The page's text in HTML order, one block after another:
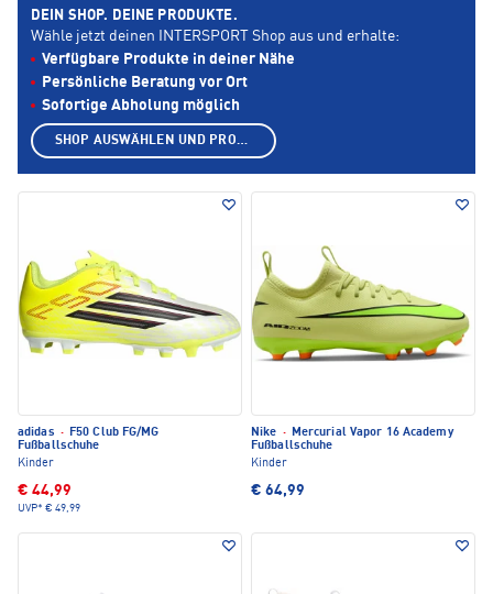
adidas · F50 Club FG/MG
Fußballschuhe
Kinder
€ 44,99
UVP* € 49,99
Nike · Mercurial Vapor 16 Academy
Fußballschuhe
Kinder
€ 64,99
DEIN SHOP. DEINE PRODUKTE.
Wähle jetzt deinen INTERSPORT Shop aus und erhalte:
Verfügbare Produkte in deiner Nähe
Persönliche Beratung vor Ort
Sofortige Abholung möglich
SHOP AUSWÄHLEN UND PRODUKTE ANZEIGEN